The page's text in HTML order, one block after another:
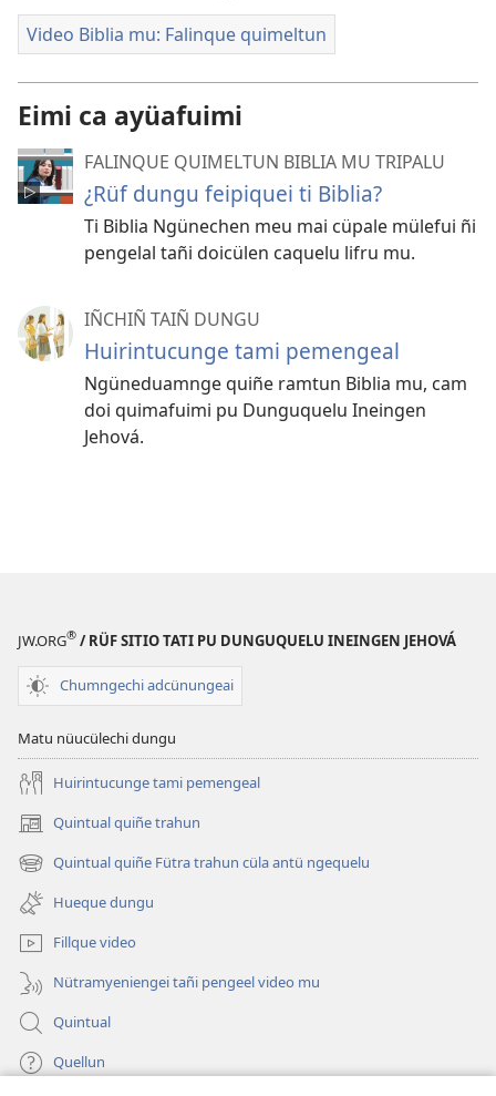
Video Biblia mu: Falinque quimeltun
Eimi ca ayüafuimi
FALINQUE QUIMELTUN BIBLIA MU TRIPALU
¿Rüf dungu feipiquei ti Biblia?
Ti Biblia Ngünechen meu mai cüpale mülefui ñi
pengelal tañi doicülen caquelu lifru mu.
IÑCHIÑ TAIÑ DUNGU
Huirintucunge tami pemengeal
Ngüneduamnge quiñe ramtun Biblia mu, cam
doi quimafuimi pu Dunguquelu Ineingen
Jehová.
JW.ORG® / RÜF SITIO TATI PU DUNGUQUELU INEINGEN JEHOVÁ
Chumngechi adcünungeai
Matu nüucülechi dungu
Huirintucunge tami pemengeal
Quintual quiñe trahun
(peafiel
quiñe
hue
pestaña
mu)
Quintual quiñe Fütra trahun cüla antü ngequelu
(peafiel
quiñe
hue
pestaña
mu)
Hueque dungu
Fillque video
Nütramyeniengei tañi pengeel video mu
Quintual
Quellun